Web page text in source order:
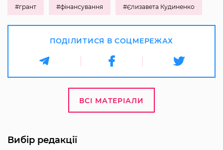
#грант #фінансування #Єлизавета Кудиненко
ПОДІЛИТИСЯ В СОЦМЕРЕЖАХ
ВСІ МАТЕРІАЛИ
Вибір редакції